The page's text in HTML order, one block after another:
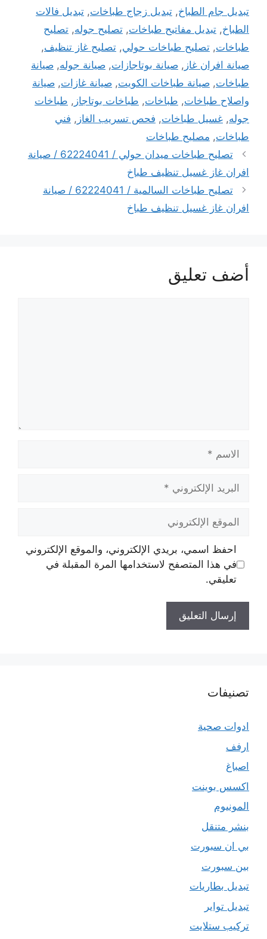
تبديل جام الطباخ, تبديل زجاج طباخات, تبديل فالات
الطباخ, تبديل مفاتيح طباخات, تصليح جوله, تصليح
طباخات, تصليح طباخات حولي, تصليح غاز تنظيف,
صيانة افران غاز , صيانة بوتاجازات, صيانة جوله, صيانة
طباخات, صيانة طباخات الكويت, صيانة غازات, صيانة
واصلاح طباخات, طباخات, طباخات بوتاجاز , طباخات
جوله, غسيل طباخات, فحص تسريب الغاز , فني
طباخات, مصليح طباخات
تصليح طباخات ميدان حولي / 62224041 / صيانة
افران غاز غسيل تنظيف طباخ
تصليح طباخات السالمية / 62224041 / صيانة
افران غاز غسيل تنظيف طباخ
أضف تعليق
الإلكتروني
الإلكتروني
احفظ اسمي، بريدي الإلكتروني، والموقع الإلكتروني
في هذا المتصفح لاستخدامها المرة المقبلة في
تعليقي.
تصنيفات
ادوات صحية
ارفف
اصباغ
اكسس بوينت
المونيوم
بنشر متنقل
بي ان سبورت
بين سبورت
تبديل بطاريات
تبديل تواير
تركيب ستلايت